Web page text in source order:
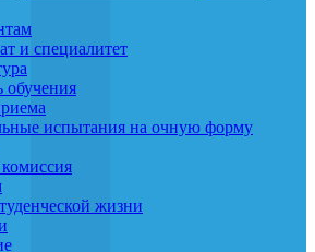
и специалитет
обучения
испытания на очную форму
жизни